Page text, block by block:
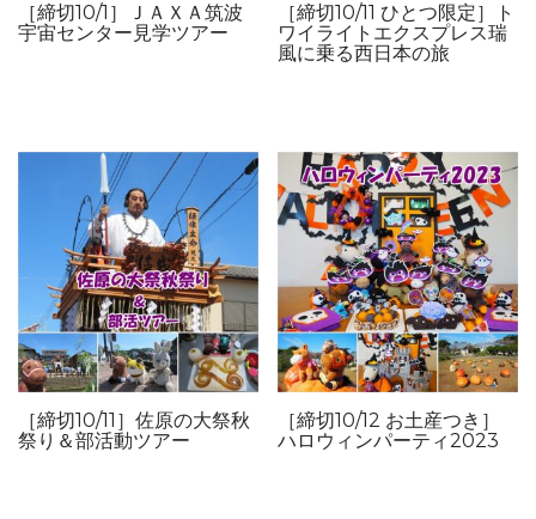
［締切10/1］ＪＡＸＡ筑波
宇宙センター見学ツアー
［締切10/11 ひとつ限定］ト
ワイライトエクスプレス瑞
風に乗る西日本の旅
［締切10/11］佐原の大祭秋
祭り＆部活動ツアー
［締切10/12 お土産つき］
ハロウィンパーティ2023